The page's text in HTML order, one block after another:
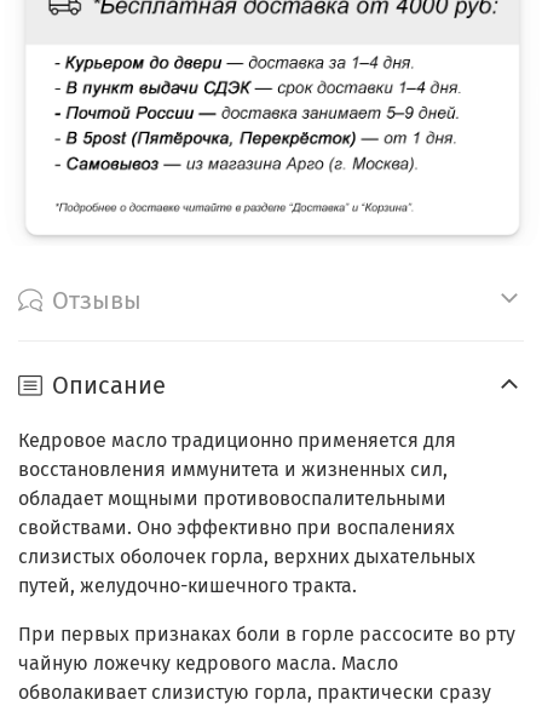
Отзывы
Описание
Кедровое масло традиционно применяется для
восстановления иммунитета и жизненных сил,
обладает мощными противовоспалительными
свойствами. Оно эффективно при воспалениях
слизистых оболочек горла, верхних дыхательных
путей, желудочно-кишечного тракта.
При первых признаках боли в горле рассосите во рту
чайную ложечку кедрового масла. Масло
обволакивает слизистую горла, практически сразу